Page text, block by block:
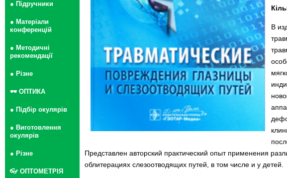
● Підручники
● Матеріали
конференцій
● Методичні
рекомендації
● Різне
🕶 ОПТИКА
● Підбір окулярів
● Виготовлення
окулярів
● Різне
👓 ОПТОМЕТРІЯ
В
Представлен авторский практический опыт применения
облитерациях слезоотводящих путей, в том числе и у детей.